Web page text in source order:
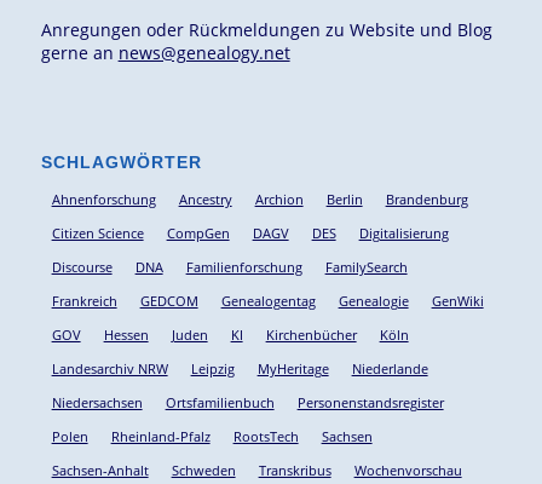
Anregungen oder Rückmeldungen zu Website und Blog
gerne an news@genealogy.net
SCHLAGWÖRTER
Ahnenforschung Ancestry Archion Berlin
Brandenburg
Citizen Science
CompGen DAGV DES
Digitalisierung
Discourse
DNA Familienforschung
FamilySearch
Frankreich
GEDCOM Genealogentag Genealogie
GenWiki
GOV
Hessen Juden KI Kirchenbücher
Köln
Landesarchiv NRW
Leipzig MyHeritage
Niederlande
Niedersachsen
Ortsfamilienbuch
Personenstandsregister
Polen
Rheinland-Pfalz RootsTech
Sachsen
Sachsen-Anhalt
Schweden Transkribus
Wochenvorschau